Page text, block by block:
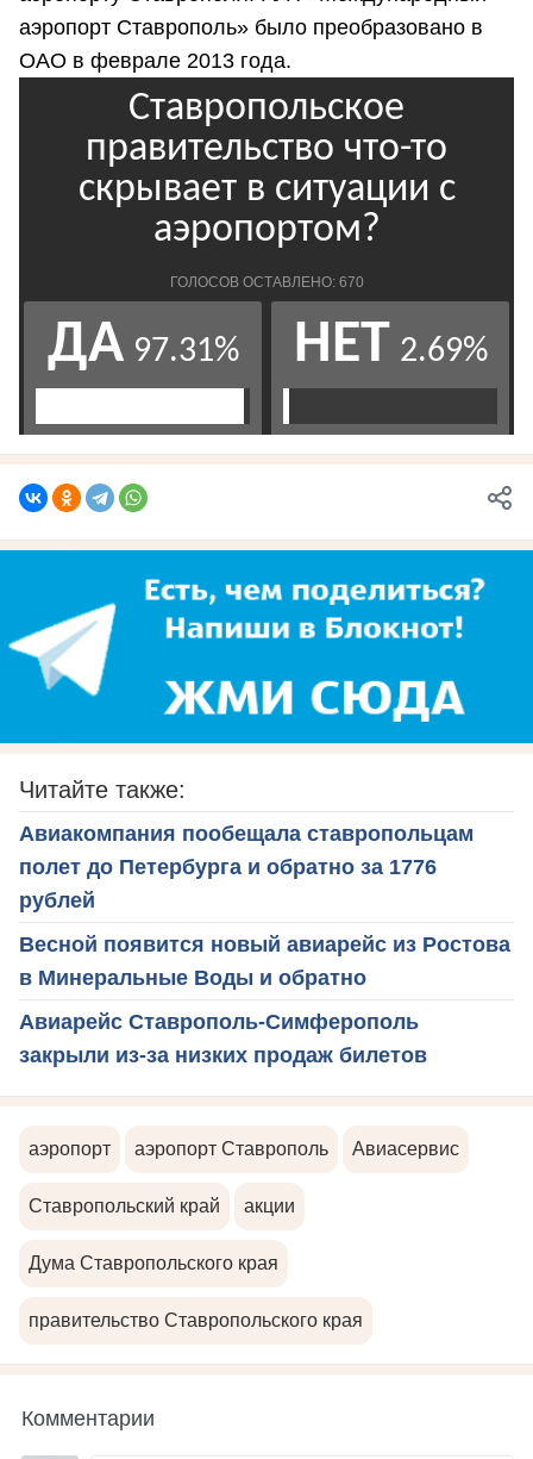
аэропорт Ставрополь» было преобразовано в
ОАО в феврале 2013 года.
Читайте также:
Авиакомпания пообещала ставропольцам
полет до Петербурга и обратно за 1776
рублей
Весной появится новый авиарейс из Ростова
в Минеральные Воды и обратно
Авиарейс Ставрополь-Симферополь
закрыли из-за низких продаж билетов
аэропорт аэропорт Ставрополь Авиасервис
Ставропольский край акции
Дума Ставропольского края
правительство Ставропольского края
Комментарии